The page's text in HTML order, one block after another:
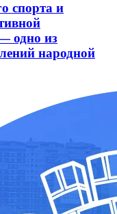
спорта и
одно из
народной